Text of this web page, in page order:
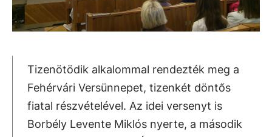
Tizenötödik alkalommal rendezték meg a
Fehérvári Versünnepet, tizenkét döntős
fiatal részvételével. Az idei versenyt is
Borbély Levente Miklós nyerte, a második